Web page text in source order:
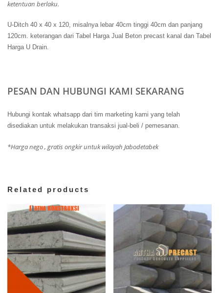
ketentuan berlaku.
U-Ditch 40 x 40 x 120, misalnya lebar 40cm tinggi 40cm dan panjang
120cm. keterangan dari Tabel Harga Jual Beton precast kanal dan Tabel
Harga U Drain.
PESAN DAN HUBUNGI KAMI SEKARANG
Hubungi kontak whatsapp dari tim marketing kami yang telah
disediakan untuk melakukan transaksi jual-beli / pemesanan.
*Harga nego , gratis ongkir untuk wilayah Jabodetabek
Related products